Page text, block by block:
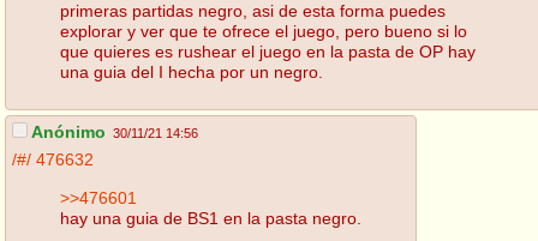
primeras partidas negro, asi de esta forma puedes
explorar y ver que te ofrece el juego, pero bueno si lo
que quieres es rushear el juego en la pasta de OP hay
una guia del I hecha por un negro.
Anónimo 30/11/21 14:56
/#/ 476632
>>476601
hay una guia de BS1 en la pasta negro.